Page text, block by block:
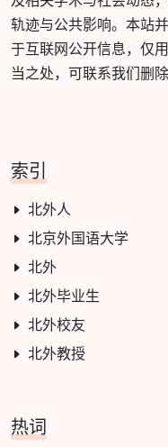
轨迹与公共影响。本站
于互联网公开信息，仅
当之处，可联系我们删除
索引
北外人
北京外国语大学
北外
北外毕业生
北外校友
北外教授
热词